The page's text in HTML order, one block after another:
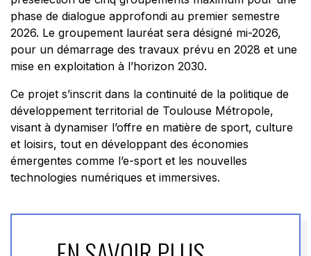
phase de dialogue approfondi au premier semestre
2026. Le groupement lauréat sera désigné mi-2026,
pour un démarrage des travaux prévu en 2028 et une
mise en exploitation à l’horizon 2030.
Ce projet s’inscrit dans la continuité de la politique de
développement territorial de Toulouse Métropole,
visant à dynamiser l’offre en matière de sport, culture
et loisirs, tout en développant des économies
émergentes comme l’e-sport et les nouvelles
technologies numériques et immersives.